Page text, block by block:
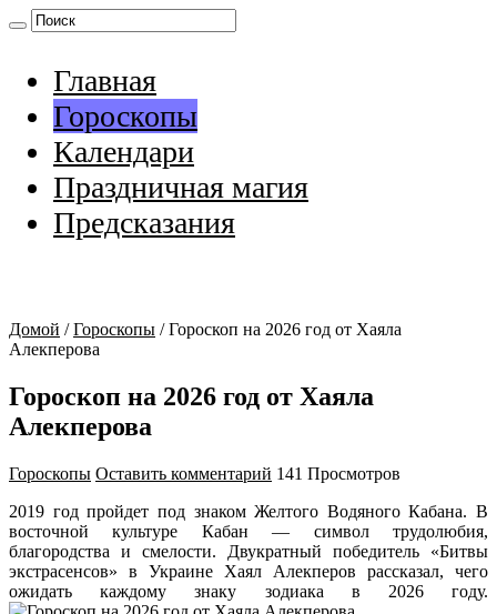
Главная
Гороскопы
Календари
Праздничная магия
Предсказания
Домой / Гороскопы / Гороскоп на 2026 год от Хаяла
Алекперова
Гороскоп на 2026 год от Хаяла
Алекперова
Гороскопы Оставить комментарий 141 Просмотров
2019 год пройдет под знаком Желтого Водяного Кабана. В
восточной культуре Кабан — символ трудолюбия,
благородства и смелости. Двукратный победитель «Битвы
экстрасенсов» в Украине Хаял Алекперов рассказал, чего
ожидать каждому знаку зодиака в 2026 году.